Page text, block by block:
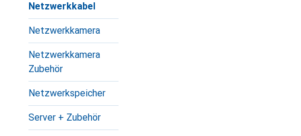
Netzwerkkabel
Netzwerkkamera
Netzwerkkamera
Zubehör
Netzwerkspeicher
Server + Zubehör